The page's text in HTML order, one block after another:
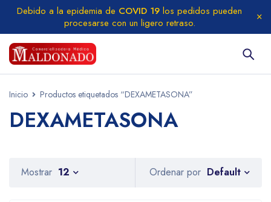
Debido a la epidemia de COVID 19 los pedidos pueden
procesarse con un ligero retraso.
Inicio Productos etiquetados “DEXAMETASONA”
DEXAMETASONA
Ordenar por Default
Mostrar 12